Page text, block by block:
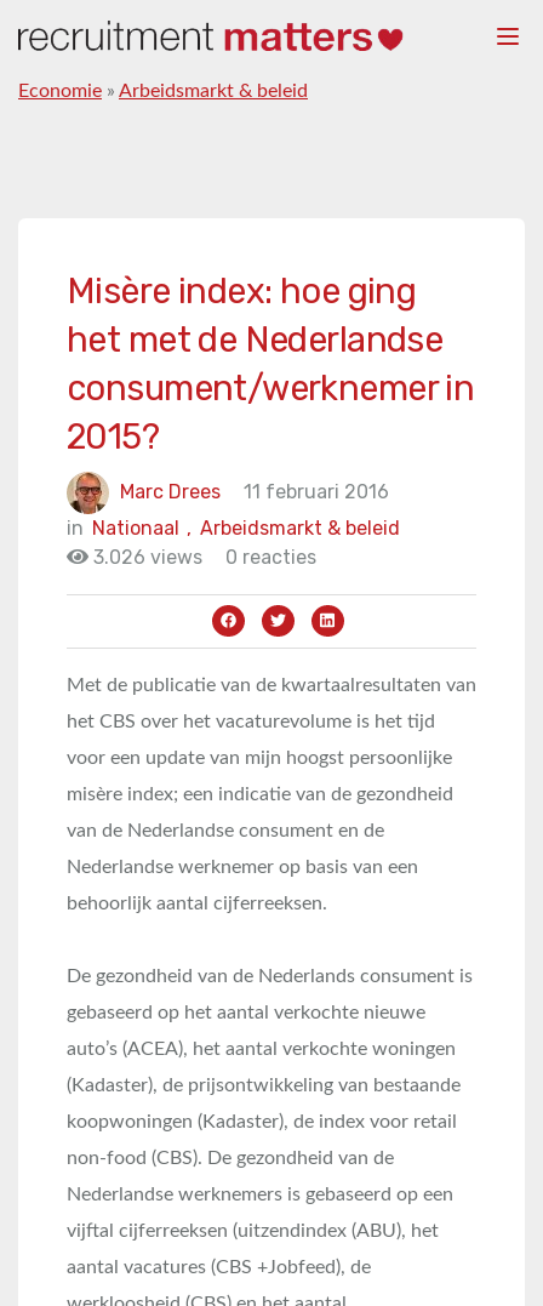
Economie » Arbeidsmarkt & beleid
Misère index: hoe ging
het met de Nederlandse
consument/werknemer in
2015?
Marc Drees
11 februari 2016
in
Arbeidsmarkt & beleid
Nationaal ,
3.026 views
0 reacties
Met de publicatie van de kwartaalresultaten van
het CBS over het vacaturevolume is het tijd
voor een update van mijn hoogst persoonlijke
misère index; een indicatie van de gezondheid
van de Nederlandse consument en de
Nederlandse werknemer op basis van een
behoorlijk aantal cijferreeksen.
De gezondheid van de Nederlands consument is
gebaseerd op het aantal verkochte nieuwe
auto’s (ACEA), het aantal verkochte woningen
(Kadaster), de prijsontwikkeling van bestaande
koopwoningen (Kadaster), de index voor retail
non-food (CBS). De gezondheid van de
Nederlandse werknemers is gebaseerd op een
vijftal cijferreeksen (uitzendindex (ABU), het
aantal vacatures (CBS +Jobfeed), de